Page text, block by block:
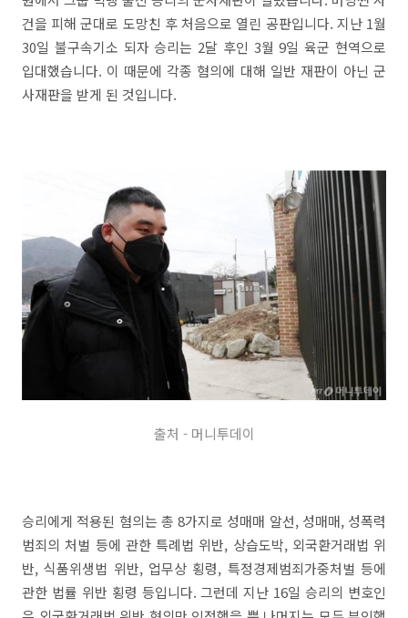
건을 피해 군대로 도망친 후 처음으로 열린 공판입니다. 지난 1월
30일 불구속기소 되자 승리는 2달 후인 3월 9일 육군 현역으로
입대했습니다. 이 때문에 각종 혐의에 대해 일반 재판이 아닌 군
사재판을 받게 된 것입니다.
출처 - 머니투데이
승리에게 적용된 혐의는 총 8가지로 성매매 알선, 성매매, 성폭력
범죄의 처벌 등에 관한 특례법 위반, 상습도박, 외국환거래법 위
반, 식품위생법 위반, 업무상 횡령, 특정경제범죄가중처벌 등에
관한 법률 위반 횡령 등입니다. 그런데 지난 16일 승리의 변호인